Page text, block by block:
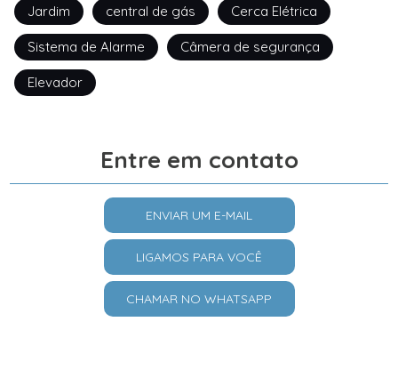
Jardim central de gás Cerca Elétrica
Sistema de Alarme Câmera de segurança
Elevador
Entre em contato
ENVIAR UM E-MAIL
LIGAMOS PARA VOCÊ
CHAMAR NO WHATSAPP